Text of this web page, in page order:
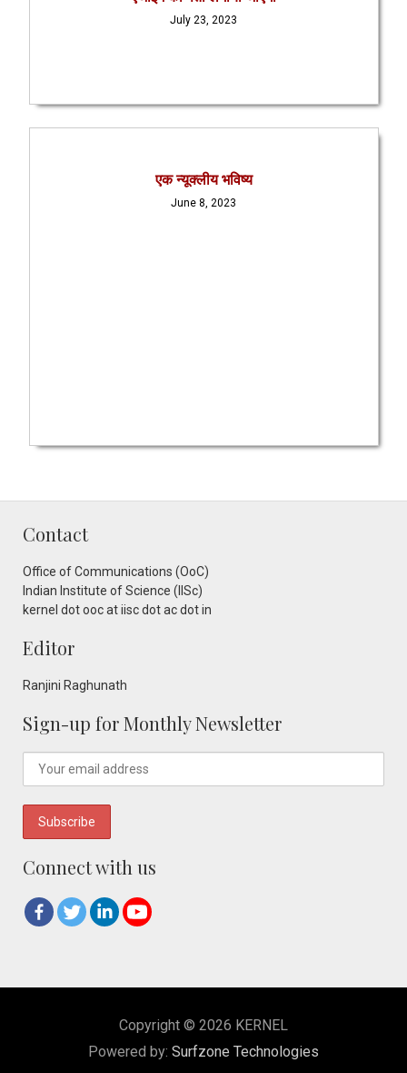
July 23, 2023
एक न्यूक्लीय भविष्य
June 8, 2023
Contact
Office of Communications (OoC)
Indian Institute of Science (IISc)
kernel dot ooc at iisc dot ac dot in
Editor
Ranjini Raghunath
Sign-up for Monthly Newsletter
Connect with us
Copyright © 2026 KERNEL
Powered by: Surfzone Technologies